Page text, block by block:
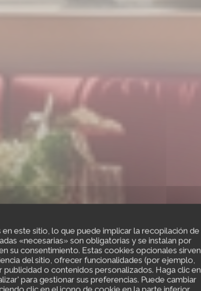
este sitio, lo que puede implicar la recopilación de
«necesarias» son obligatorias y se instalan por
su consentimiento. Estas cookies opcionales sirven
del sitio, ofrecer funcionalidades (por ejemplo,
o contenidos personalizados. Haga clic en
para gestionar sus preferencias. Puede cambiar